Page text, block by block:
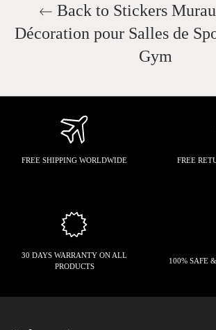
Back to Stickers
Décoration pour Salles de
Gym
FREE SHIPPING WORLDWIDE FREE
30 DAYS WARRANTY ON ALL
PRODUCTS
100% SAFE